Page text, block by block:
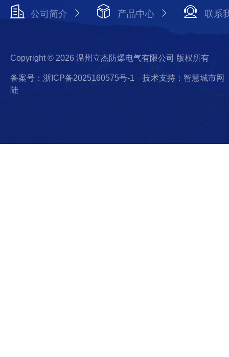
公司简介 产品中心 联系
Copyright © 2026 温州立杰防爆电气有限公司 版权所有
备案号：浙ICP备2025160575号-1
技术支持：智慧城市网
陆